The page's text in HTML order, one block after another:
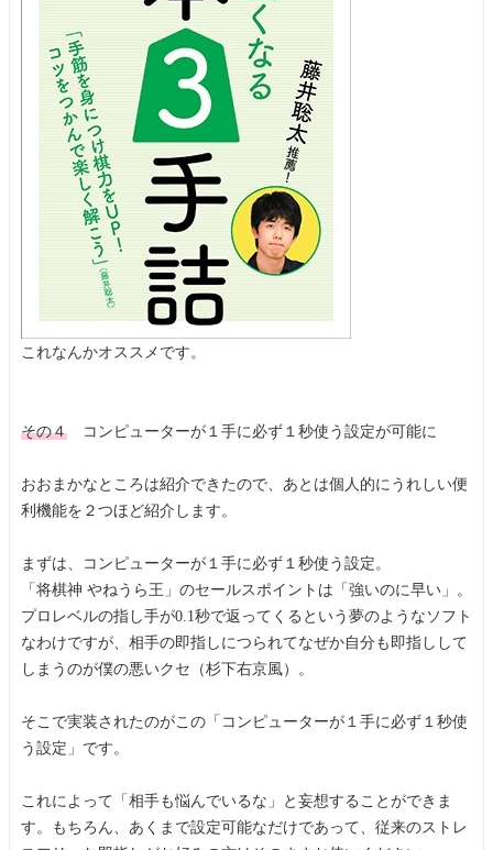
これなんかオススメです。
その４ コンピューターが１手に必ず１秒使う設定が可能に
おおまかなところは紹介できたので、あとは個人的にうれしい便
利機能を２つほど紹介します。
まずは、コンピューターが１手に必ず１秒使う設定。
「将棋神 やねうら王」のセールスポイントは「強いのに早い」。
プロレベルの指し手が0.1秒で返ってくるという夢のようなソフト
なわけですが、相手の即指しにつられてなぜか自分も即指しして
しまうのが僕の悪いクセ（杉下右京風）。
そこで実装されたのがこの「コンピューターが１手に必ず１秒使
う設定」です。
これによって「相手も悩んでいるな」と妄想することができま
す。もちろん、あくまで設定可能なだけであって、従来のストレ